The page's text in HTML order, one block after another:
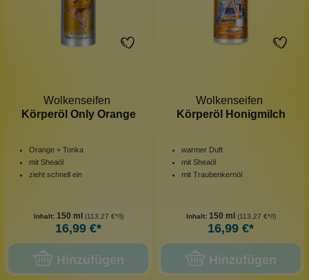
Wolkenseifen
Körperöl Only Orange
Orange + Tonka
mit Sheaöl
zieht schnell ein
Inhalt: 150 ml (113,27 €*/l)
16,99 €*
Hinzufügen
Wolkenseifen
Körperöl Honigmilch
warmer Duft
mit Sheaöl
mit Traubenkernöl
Inhalt: 150 ml (113,27 €*/l)
16,99 €*
Hinzufügen